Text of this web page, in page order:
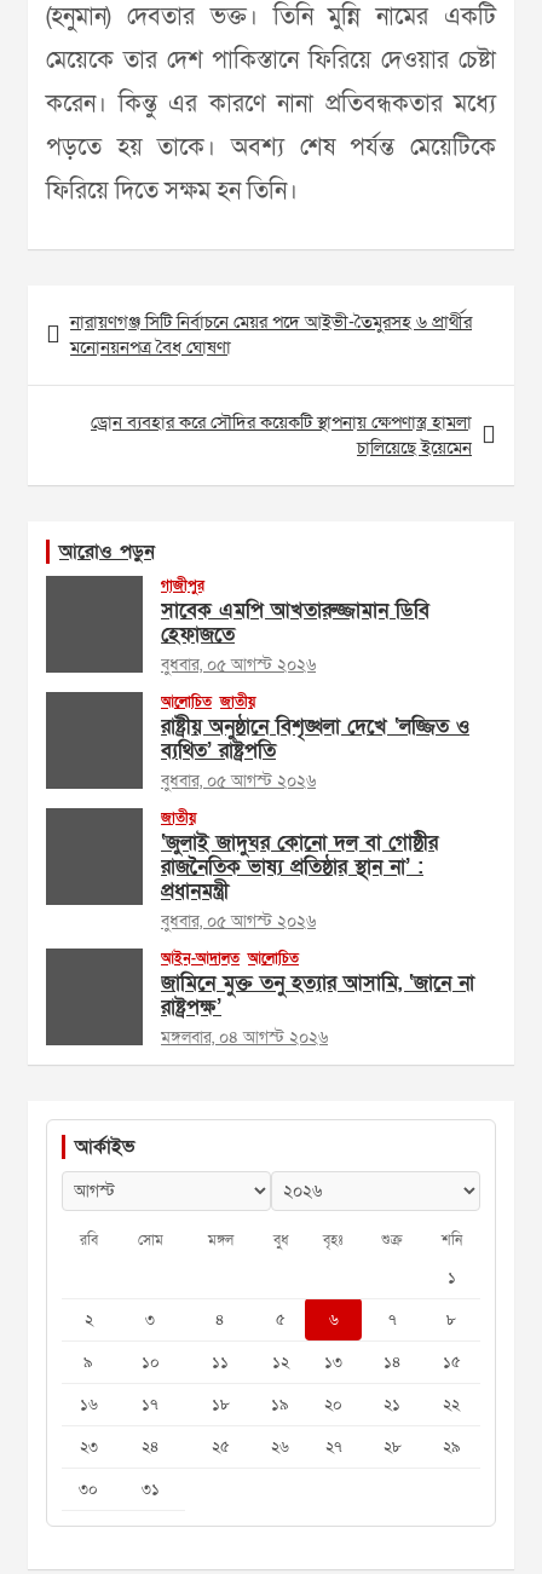
(হনুমান) দেবতার ভক্ত। তিনি মুন্নি নামের একটি
মেয়েকে তার দেশ পাকিস্তানে ফিরিয়ে দেওয়ার চেষ্টা
করেন। কিন্তু এর কারণে নানা প্রতিবন্ধকতার মধ্যে
পড়তে হয় তাকে। অবশ্য শেষ পর্যন্ত মেয়েটিকে
ফিরিয়ে দিতে সক্ষম হন তিনি।
navigation
নারায়ণগঞ্জ সিটি নির্বাচনে মেয়র পদে আইভী-তৈমুরসহ ৬ প্রার্থীর
মনোনয়নপত্র বৈধ ঘোষণা
ড্রোন ব্যবহার করে সৌদির কয়েকটি স্থাপনায় ক্ষেপণাস্ত্র হামলা
চালিয়েছে ইয়েমেন
আরোও পড়ুন
গাজীপুর
সাবেক এমপি আখতারুজ্জামান ডিবি
হেফাজতে
বুধবার, ০৫ আগস্ট ২০২৬
আলোচিত জাতীয়
রাষ্ট্রীয় অনুষ্ঠানে বিশৃঙ্খলা দেখে ‘লজ্জিত ও
ব্যথিত’ রাষ্ট্রপতি
বুধবার, ০৫ আগস্ট ২০২৬
জাতীয়
‘জুলাই জাদুঘর কোনো দল বা গোষ্ঠীর
রাজনৈতিক ভাষ্য প্রতিষ্ঠার স্থান না’ :
প্রধানমন্ত্রী
বুধবার, ০৫ আগস্ট ২০২৬
আইন-আদালত আলোচিত
জামিনে মুক্ত তনু হত্যার আসামি, ‘জানে না
রাষ্ট্রপক্ষ’
মঙ্গলবার, ০৪ আগস্ট ২০২৬
আর্কাইভ
রবি সোম মঙ্গল বুধ বৃহঃ শুক্র শনি
১
২
৩ ৪ ৫ ৬ ৭
৮
৯
১০ ১১ ১২ ১৩ ১৪
১৫
১৬
১৭ ১৮ ১৯ ২০ ২১
২২
২৩
২৪ ২৫ ২৬ ২৭ ২৮
২৯
৩০
৩১